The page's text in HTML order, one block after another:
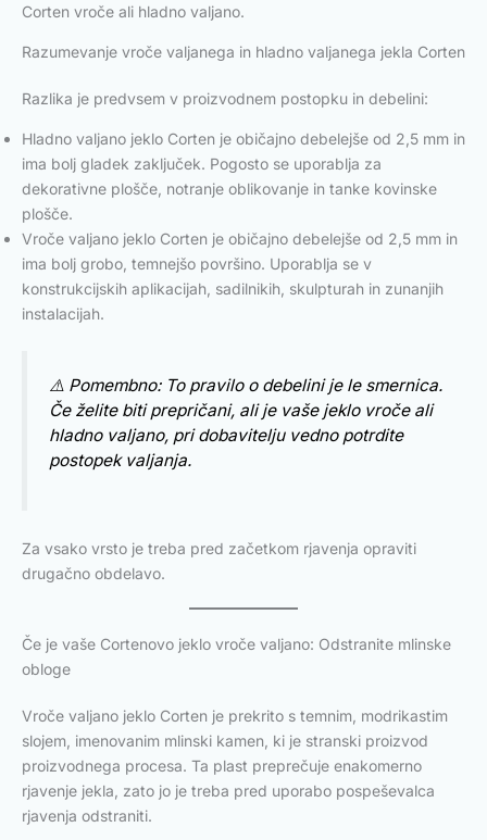
Corten vroče ali hladno valjano.
Razumevanje vroče valjanega in hladno valjanega jekla Corten
Razlika je predvsem v proizvodnem postopku in debelini:
Hladno valjano jeklo Corten je običajno debelejše od 2,5 mm in
ima bolj gladek zaključek. Pogosto se uporablja za
dekorativne plošče, notranje oblikovanje in tanke kovinske
plošče.
Vroče valjano jeklo Corten je običajno debelejše od 2,5 mm in
ima bolj grobo, temnejšo površino. Uporablja se v
konstrukcijskih aplikacijah, sadilnikih, skulpturah in zunanjih
instalacijah.
⚠️ Pomembno: To pravilo o debelini je le smernica.
Če želite biti prepričani, ali je vaše jeklo vroče ali
hladno valjano, pri dobavitelju vedno potrdite
postopek valjanja.
Za vsako vrsto je treba pred začetkom rjavenja opraviti
drugačno obdelavo.
Če je vaše Cortenovo jeklo vroče valjano: Odstranite mlinske
obloge
Vroče valjano jeklo Corten je prekrito s temnim, modrikastim
slojem, imenovanim mlinski kamen, ki je stranski proizvod
proizvodnega procesa. Ta plast preprečuje enakomerno
rjavenje jekla, zato jo je treba pred uporabo pospeševalca
rjavenja odstraniti.